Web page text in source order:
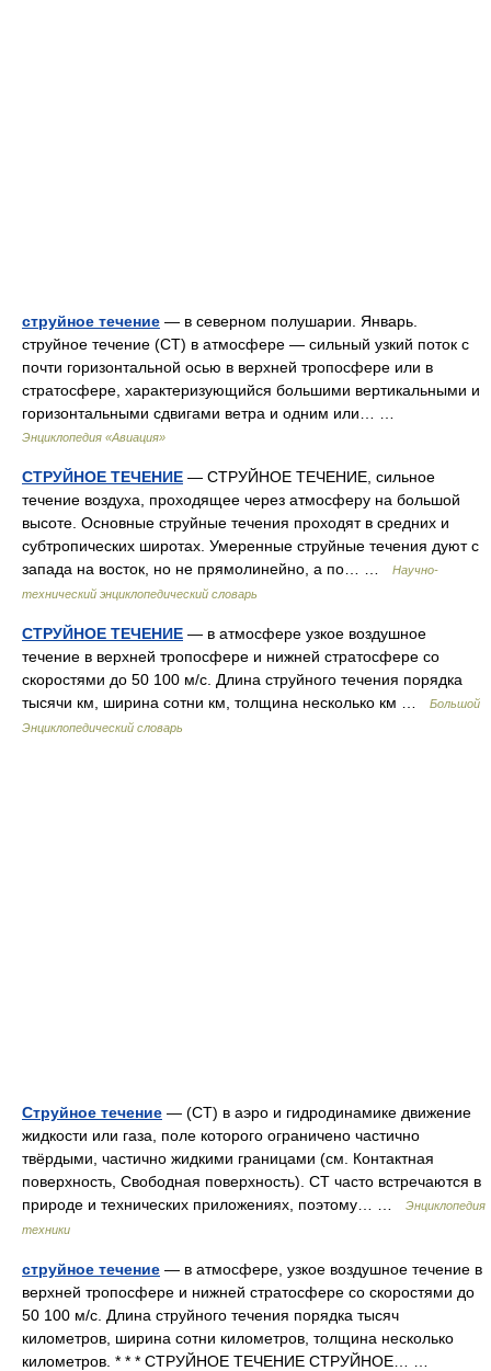
струйное течение — в северном полушарии. Январь.
струйное течение (СТ) в атмосфере — сильный узкий поток с
почти горизонтальной осью в верхней тропосфере или в
стратосфере, характеризующийся большими вертикальными и
горизонтальными сдвигами ветра и одним или… …
Энциклопедия «Авиация»
СТРУЙНОЕ ТЕЧЕНИЕ — СТРУЙНОЕ ТЕЧЕНИЕ, сильное
течение воздуха, проходящее через атмосферу на большой
высоте. Основные струйные течения проходят в средних и
субтропических широтах. Умеренные струйные течения дуют с
запада на восток, но не прямолинейно, а по… …
Научно-
технический энциклопедический словарь
СТРУЙНОЕ ТЕЧЕНИЕ — в атмосфере узкое воздушное
течение в верхней тропосфере и нижней стратосфере со
скоростями до 50 100 м/с. Длина струйного течения порядка
тысячи км, ширина сотни км, толщина несколько км …
Большой
Энциклопедический словарь
Струйное течение — (СТ) в аэро и гидродинамике движение
жидкости или газа, поле которого ограничено частично
твёрдыми, частично жидкими границами (см. Контактная
поверхность, Свободная поверхность). СТ часто встречаются в
природе и технических приложениях, поэтому… …
Энциклопедия
техники
струйное течение — в атмосфере, узкое воздушное течение в
верхней тропосфере и нижней стратосфере со скоростями до
50 100 м/с. Длина струйного течения порядка тысяч
километров, ширина сотни километров, толщина несколько
километров. * * * СТРУЙНОЕ ТЕЧЕНИЕ СТРУЙНОЕ… …